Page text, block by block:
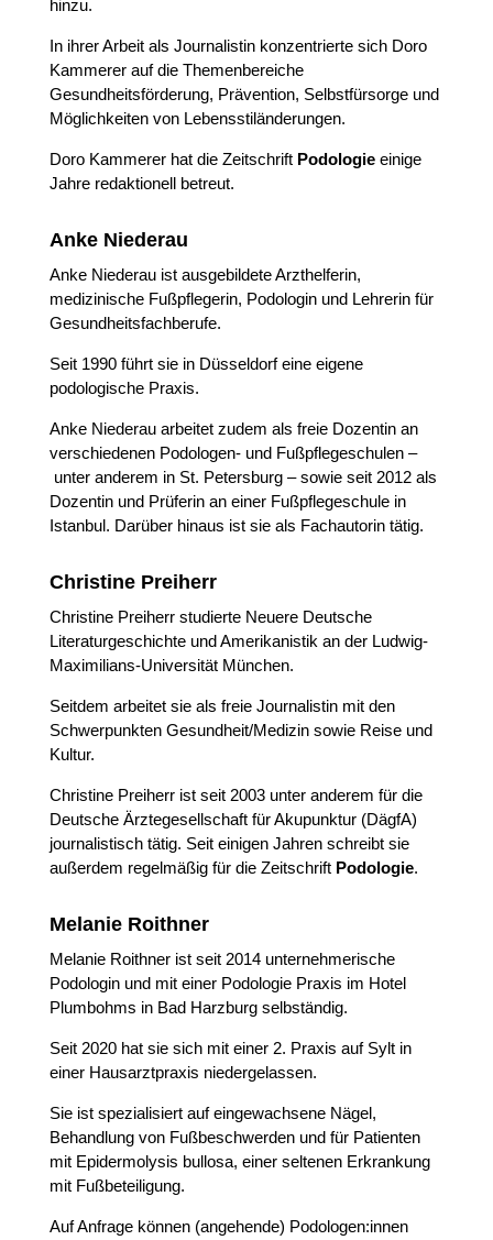
hinzu.
In ihrer Arbeit als Journalistin konzentrierte sich Doro
Kammerer auf die Themenbereiche
Gesundheitsförderung, Prävention, Selbstfürsorge und
Möglichkeiten von Lebensstiländerungen.
Doro Kammerer hat die Zeitschrift Podologieeinige
Jahre redaktionell betreut.
Anke Niederau
Anke Niederau ist ausgebildete Arzthelferin,
medizinische Fußpflegerin, Podologin und Lehrerin für
Gesundheitsfachberufe.
Seit 1990 führt sie in Düsseldorf eine eigene
podologische Praxis.
Anke Niederau arbeitet zudem als freie Dozentin an
verschiedenen Podologen- und Fußpflegeschulen –
unter anderem in St. Petersburg – sowie seit 2012 als
Dozentin und Prüferin an einer Fußpflegeschule in
Istanbul. Darüber hinaus ist sie als Fachautorin tätig.
Christine Preiherr
Christine Preiherr studierte Neuere Deutsche
Literaturgeschichte und Amerikanistik an der Ludwig-
Maximilians-Universität München.
Seitdem arbeitet sie als freie Journalistin mit den
Schwerpunkten Gesundheit/Medizin sowie Reise und
Kultur.
Christine Preiherr ist seit 2003 unter anderem für die
Deutsche Ärztegesellschaft für Akupunktur (DägfA)
journalistisch tätig. Seit einigen Jahren schreibt sie
außerdem regelmäßig für die Zeitschrift Podologie.
Melanie Roithner
Melanie Roithner ist seit 2014 unternehmerische
Podologin und mit einer Podologie Praxis im Hotel
Plumbohms in Bad Harzburg selbständig.
Seit 2020 hat sie sich mit einer 2. Praxis auf Sylt in
einer Hausarztpraxis niedergelassen.
Sie ist spezialisiert auf eingewachsene Nägel,
Behandlung von Fußbeschwerden und für Patienten
mit Epidermolysis bullosa, einer seltenen Erkrankung
mit Fußbeteiligung.
Auf Anfrage können (angehende) Podologen:innen